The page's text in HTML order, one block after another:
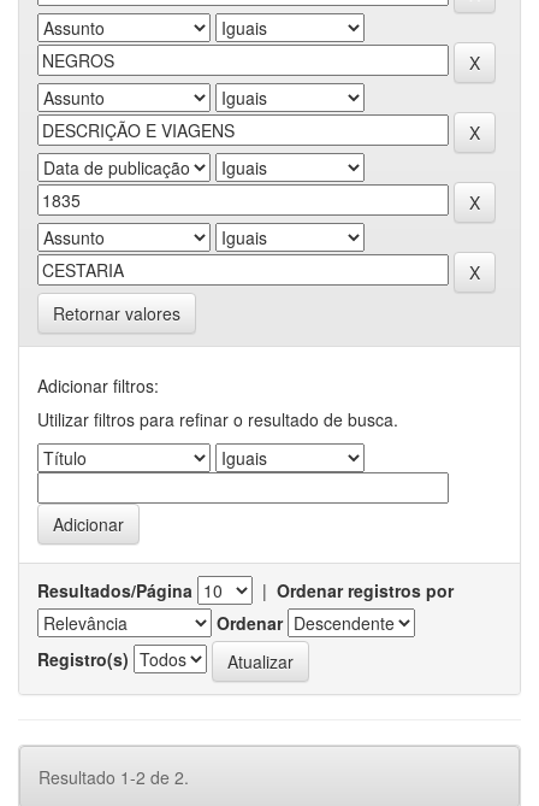
Retornar valores
Adicionar filtros:
Utilizar filtros para refinar o resultado de busca.
Resultados/Página | Ordenar registros por
Ordenar
Registro(s)
Resultado 1-2 de 2.